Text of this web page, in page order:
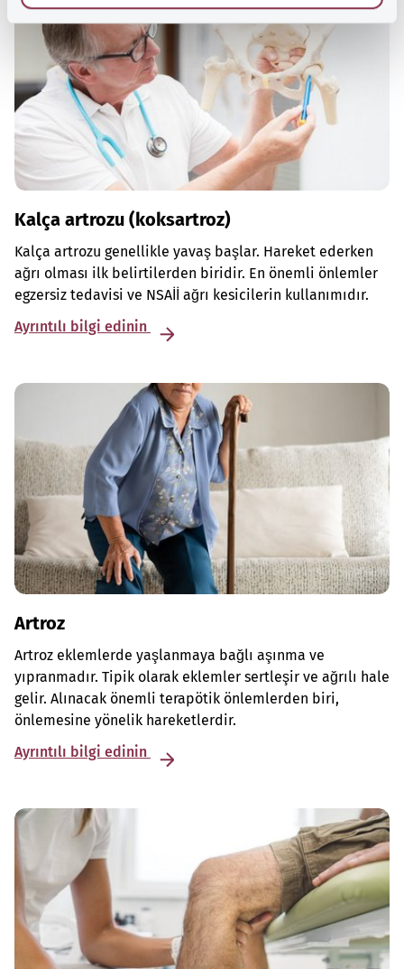
Kalça artrozu (koksartroz)
Kalça artrozu genellikle yavaş başlar. Hareket ederken
ağrı olması ilk belirtilerden biridir. En önemli önlemler
egzersiz tedavisi ve NSAİİ ağrı kesicilerin kullanımıdır.
Ayrıntılı bilgi edinin
Artroz
Artroz eklemlerde yaşlanmaya bağlı aşınma ve
yıpranmadır. Tipik olarak eklemler sertleşir ve ağrılı hale
gelir. Alınacak önemli terapötik önlemlerden biri,
önlemesine yönelik hareketlerdir.
Ayrıntılı bilgi edinin